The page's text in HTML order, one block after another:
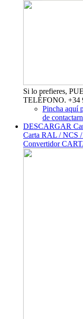
Si lo prefieres,
TELÉFONO. +34
Pincha aquí
de
DESCARGAR
Carta RAL / NCS
Convertidor